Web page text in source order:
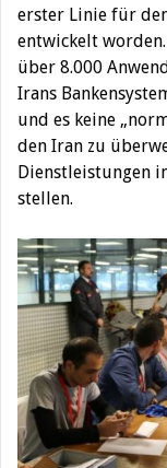
erster Linie für
entwickelt
über 8.000
Irans
und es keine
den Iran zu
Dienstleistungen
stellen.